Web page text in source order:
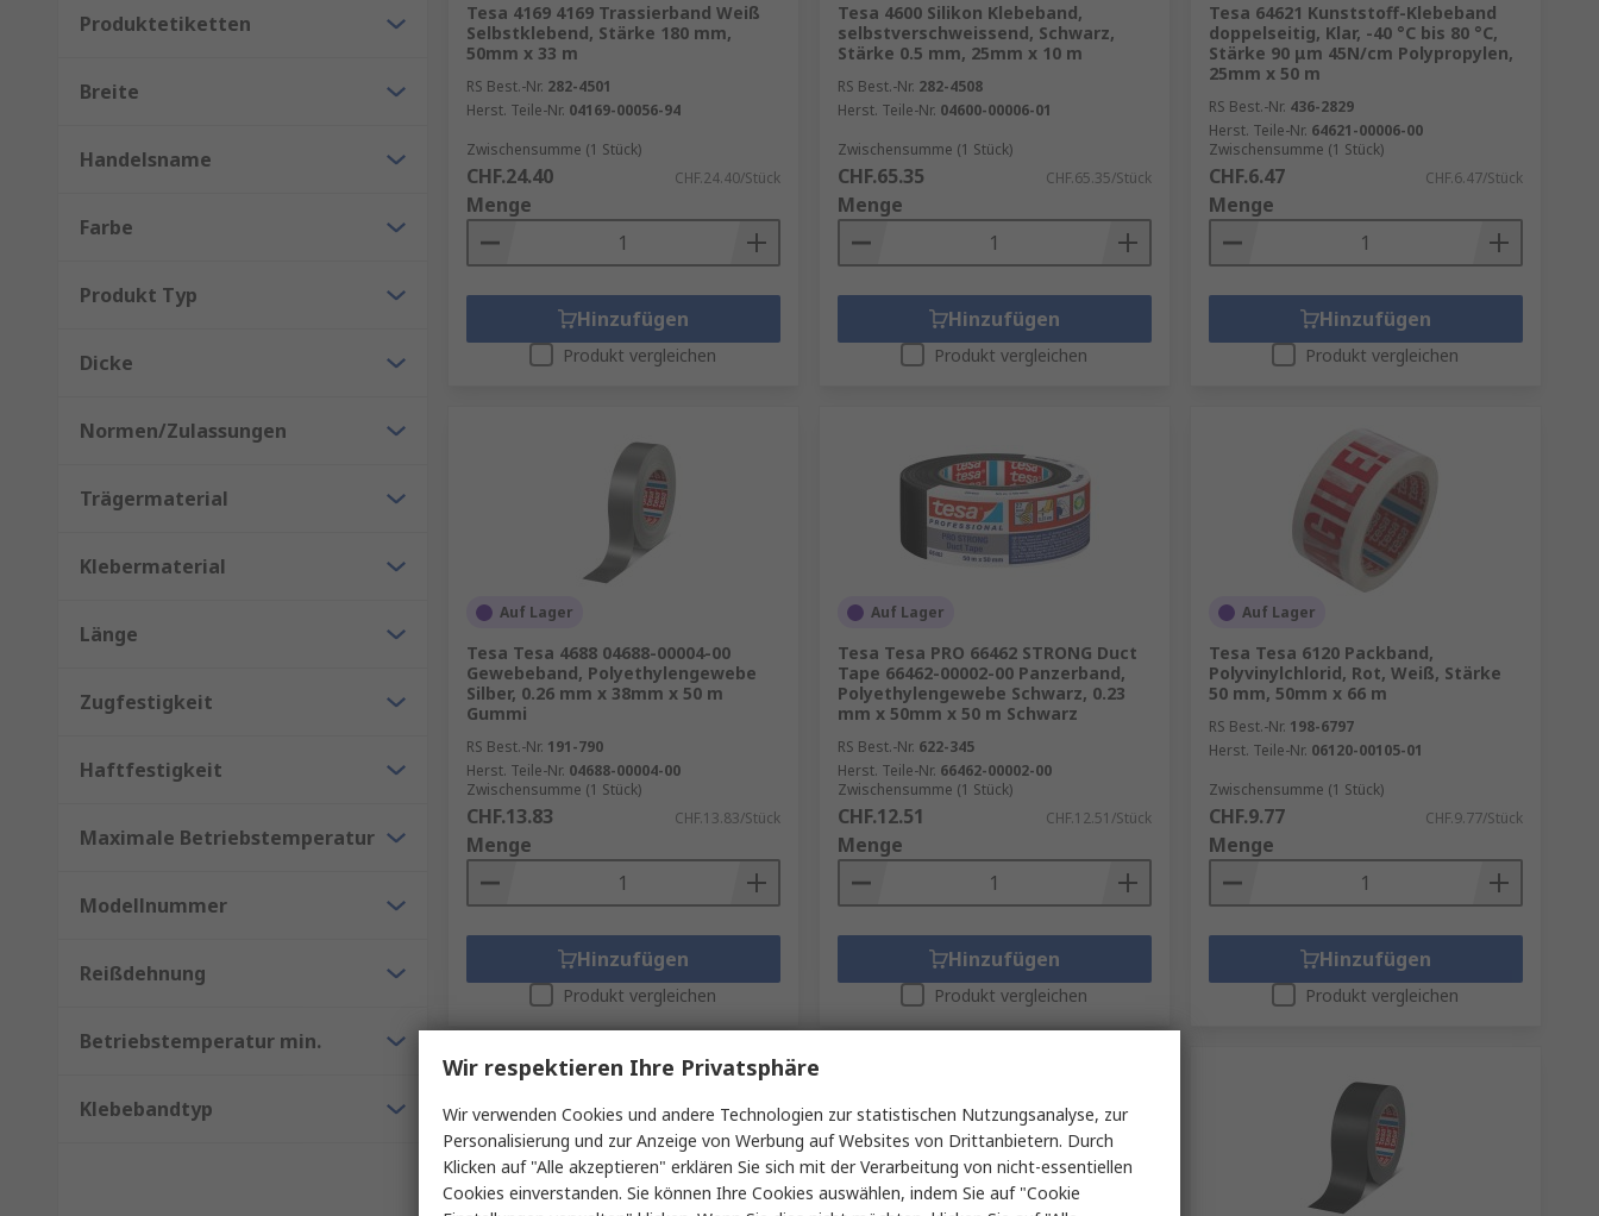
Produktetiketten
Breite
Handelsname
Farbe
Produkt Typ
Dicke
Normen/Zulassungen
Trägermaterial
Klebermaterial
Länge
Zugfestigkeit
Haftfestigkeit
Maximale Betriebstemperatur
Modellnummer
Reißdehnung
Betriebstemperatur min.
Klebebandtyp
Tesa 4169 4169 Trassierband Weiß
Selbstklebend, Stärke 180 mm,
50mm x 33 m
RS Best.-Nr. 282-4501
Herst. Teile-Nr. 04169-00056-94
Zwischensumme (1 Stück)
CHF.24.40 CHF.24.40/Stück
Menge
Hinzufügen
Produkt vergleichen
Tesa 4600 Silikon Klebeband,
selbstverschweissend, Schwarz,
Stärke 0.5 mm, 25mm x 10 m
RS Best.-Nr. 282-4508
Herst. Teile-Nr. 04600-00006-01
Zwischensumme (1 Stück)
CHF.65.35 CHF.65.35/Stück
Menge
Hinzufügen
Produkt vergleichen
Tesa 64621 Kunststoff-Klebeband
doppelseitig, Klar, -40 °C bis 80 °C,
Stärke 90 μm 45N/cm Polypropylen,
25mm x 50 m
RS Best.-Nr. 436-2829
Herst. Teile-Nr. 64621-00006-00
Zwischensumme (1 Stück)
CHF.6.47 CHF.6.47/Stück
Menge
Hinzufügen
Produkt vergleichen
Auf Lager
Tesa Tesa 4688 04688-00004-00
Gewebeband, Polyethylengewebe
Silber, 0.26 mm x 38mm x 50 m
Gummi
RS Best.-Nr. 191-790
Herst. Teile-Nr. 04688-00004-00
Zwischensumme (1 Stück)
CHF.13.83 CHF.13.83/Stück
Menge
Hinzufügen
Produkt vergleichen
Auf Lager
Tesa Tesa PRO 66462 STRONG Duct
Tape 66462-00002-00 Panzerband,
Polyethylengewebe Schwarz, 0.23
mm x 50mm x 50 m Schwarz
RS Best.-Nr. 622-345
Herst. Teile-Nr. 66462-00002-00
Zwischensumme (1 Stück)
CHF.12.51 CHF.12.51/Stück
Menge
Hinzufügen
Produkt vergleichen
Auf Lager
Tesa Tesa 6120 Packband,
Polyvinylchlorid, Rot, Weiß, Stärke
50 mm, 50mm x 66 m
RS Best.-Nr. 198-6797
Herst. Teile-Nr. 06120-00105-01
Zwischensumme (1 Stück)
CHF.9.77 CHF.9.77/Stück
Menge
Hinzufügen
Produkt vergleichen
Wir respektieren Ihre Privatsphäre
Wir verwenden Cookies und andere Technologien zur statistischen Nutzungsanalyse, zur
Personalisierung und zur Anzeige von Werbung auf Websites von Drittanbietern. Durch
Klicken auf "Alle akzeptieren" erklären Sie sich mit der Verarbeitung von nicht-essentiellen
Cookies einverstanden. Sie können Ihre Cookies auswählen, indem Sie auf "Cookie